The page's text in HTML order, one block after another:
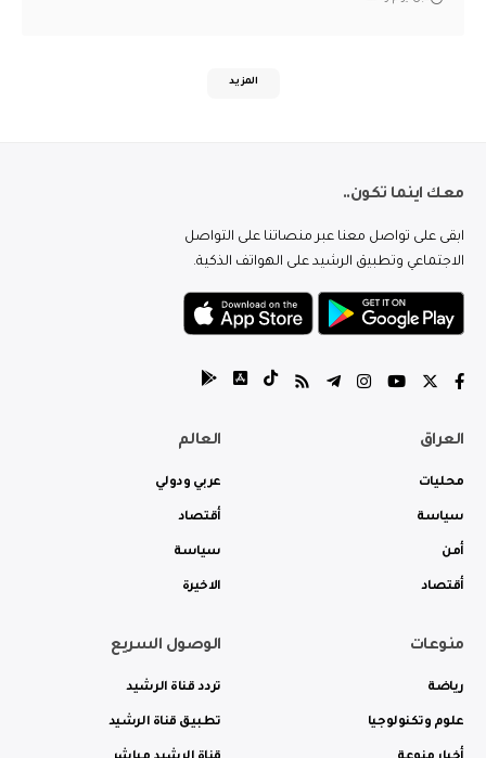
المزيد
معك اينما تكون..
ابقى على تواصل معنا عبر منصاتنا على التواصل
الاجتماعي وتطبيق الرشيد على الهواتف الذكية.
العراق
محليات
سياسة
أمن
أقتصاد
العالم
عربي ودولي
أقتصاد
سياسة
الاخيرة
منوعات
رياضة
علوم وتكنولوجيا
الوصول السريع
تردد قناة الرشيد
تطبيق قناة الرشيد